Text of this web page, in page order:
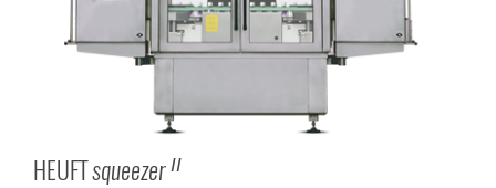
HEUFTsqueezer II